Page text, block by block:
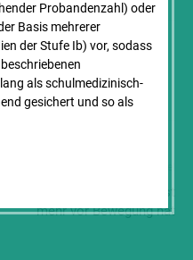
mehr vor Bewegung hat
Probandenzahl) oder
Basis mehrerer
der Stufe Ib) vor, sodass
als schul­medizinisch-
gesichert und so als